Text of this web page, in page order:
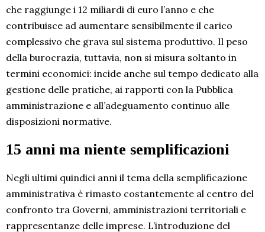
che raggiunge i 12 miliardi di euro l’anno e che
contribuisce ad aumentare sensibilmente il carico
complessivo che grava sul sistema produttivo. Il peso
della burocrazia, tuttavia, non si misura soltanto in
termini economici: incide anche sul tempo dedicato alla
gestione delle pratiche, ai rapporti con la Pubblica
amministrazione e all’adeguamento continuo alle
disposizioni normative.
15 anni ma niente semplificazioni
Negli ultimi quindici anni il tema della semplificazione
amministrativa è rimasto costantemente al centro del
confronto tra Governi, amministrazioni territoriali e
rappresentanze delle imprese. L’introduzione del